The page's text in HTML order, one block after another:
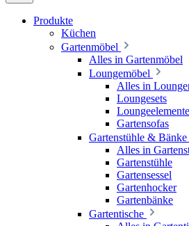
Produkte
Küchen
Gartenmöbel
Alles in Gartenmöbel
Loungemöbel
Alles in
Loungesets
Loungeelemente
Gartensofas
Gartenstühle & Bänke
Alles in
Gartenstühle
Gartensessel
Gartenhocker
Gartenbänke
Gartentische